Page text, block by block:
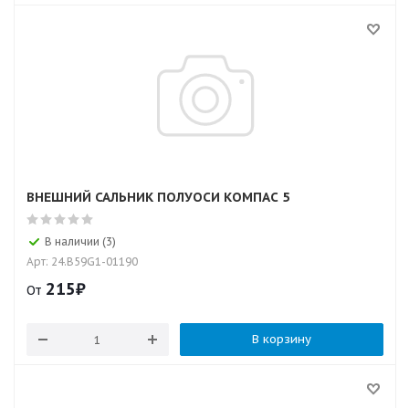
ВНЕШНИЙ САЛЬНИК ПОЛУОСИ КОМПАС 5
В наличии (3)
Арт: 24.B59G1-01190
От 215₽
В корзину